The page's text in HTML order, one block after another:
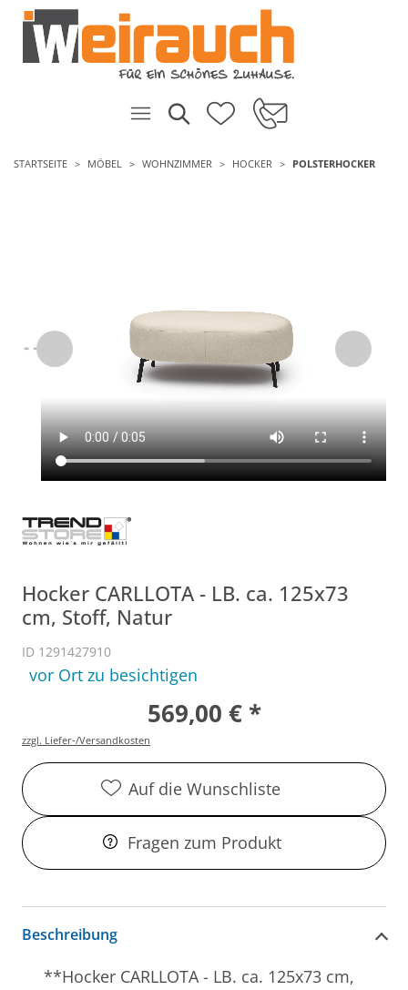
STARTSEITE MÖBEL WOHNZIMMER HOCKER POLSTERHOCKER
Hocker CARLLOTA - LB. ca. 125x73
cm, Stoff, Natur
ID 1291427910
vor Ort zu besichtigen
569,00 € *
zzgl. Liefer-/Versandkosten
Auf die Wunschliste
Fragen zum Produkt
Beschreibung
**Hocker CARLLOTA - LB. ca. 125x73 cm,